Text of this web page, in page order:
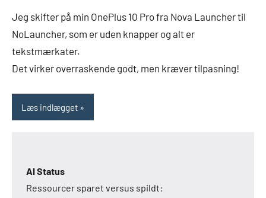
Johansen
Jeg skifter på min OnePlus 10 Pro fra Nova Launcher til
NoLauncher, som er uden knapper og alt er
tekstmærkater.
Det virker overraskende godt, men kræver tilpasning!
Læs indlægget
AI Status
Ressourcer sparet versus spildt: